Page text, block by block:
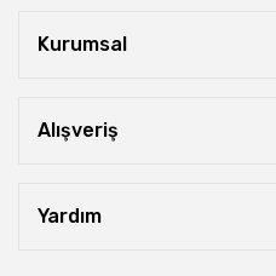
Kurumsal
Alışveriş
Yardım